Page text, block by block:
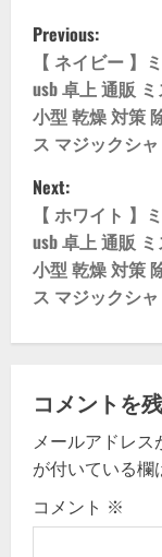
P
o
s
t
n
a
v
i
g
a
t
i
Previous:
【 ネイビー 】
usb 卓上 通販
小型 乾燥 対策
ス マジックシ
Next:
【 ホワイト 】
usb 卓上 通販
小型 乾燥 対策
ス マジックシ
コメントを
メールアドレス
が付いている欄
コメント ※